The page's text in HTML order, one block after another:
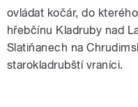
ovládat kočár, do
hřebčínu Kladruby nad
Slatiňanech na
starokladrubští vraníci.